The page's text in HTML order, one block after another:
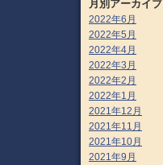
月別アーカイブ
2022年6月
2022年5月
2022年4月
2022年3月
2022年2月
2022年1月
2021年12月
2021年11月
2021年10月
2021年9月